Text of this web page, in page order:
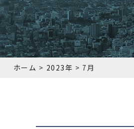
ホーム > 2023年 > 7月